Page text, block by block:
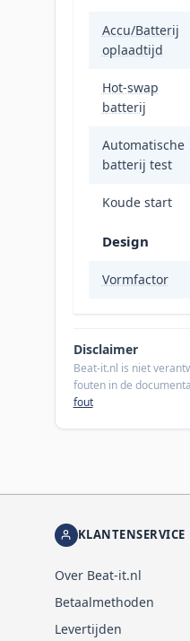
Accu/Batterij
oplaadtijd
Hot-swap
batterij
Automatische
batterij test
Koude start
Design
Vormfactor
Disclaimer
Beat-it.nl is niet
fouten in de
fout
KLANTENSERVICE
Over Beat-it.nl
Betaalmethoden
Levertijden